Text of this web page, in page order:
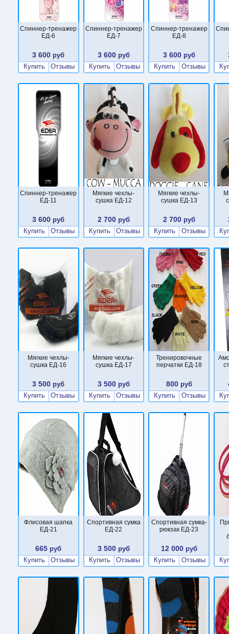
Cпиннер-тренажер
ЕД-6
3 600 руб
Купить
Отзывы
Cпиннер-тренажер
ЕД-7
3 600 руб
Купить
Отзывы
Cпиннер-тренажер
ЕД-8
3 600руб
Купить
Отзывы
Cпиннер-тренажер
ЕД-11
3 600 руб
Купить
Отзывы
Мягкие чехлы-
сушка ЕД-12
2 700 руб
Купить
Отзывы
Мягкие чехлы-
сушка ЕД-13
2 700руб
Купить
Отзывы
Мягкие чехлы-
сушка ЕД-16
3 500 руб
Купить
Отзывы
Мягкие чехлы-
сушка ЕД-17
3 500 руб
Купить
Отзывы
Тренировочные
перчатки ЕД-18
800руб
Купить
Отзывы
Флисовая шапка
ЕД-21
665 руб
Купить
Отзывы
Спортивная сумка
ЕД-22
3 500 руб
Купить
Отзывы
Спортивная сумка-
рюкзак ЕД-23
12 000руб
Купить
Отзывы